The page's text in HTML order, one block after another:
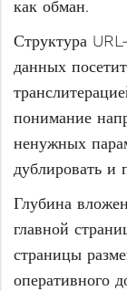
как обман.
Структура
данных
понимание
ненужных
дублировать и
Глубина
главной
страницы
оперативного